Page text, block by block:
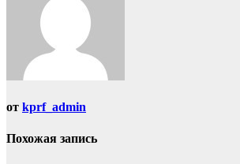
от kprf_admin
Похожая запись